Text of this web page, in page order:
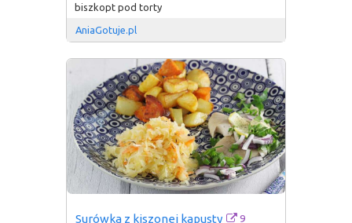
biszkopt pod torty
AniaGotuje.pl
Surówka z kiszonej kapusty 9